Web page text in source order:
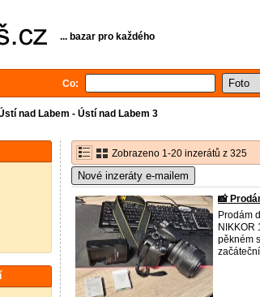
... bazar pro každého
Co:
nad Labem - Ústí nad Labem 3
Zobrazeno 1-20 inzerátů z 325
Nové inzeráty e-mailem
📸
Prodám
NIKKOR
pěkném